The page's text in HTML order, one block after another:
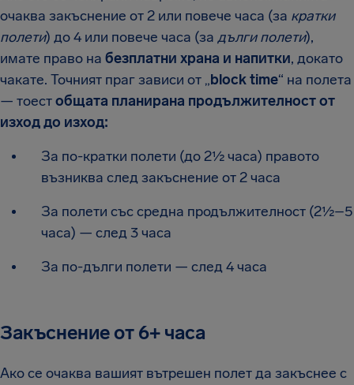
очаква закъснение от 2 или повече часа (за кратки
полети) до 4 или повече часа (за дълги полети),
имате право на безплатни храна и напитки, докато
чакате. Точният праг зависи от „block time“ на полета
— тоестобщата планирана продължителност от
изход до изход:
За по-кратки полети (до 2½ часа) правото
възниква след закъснение от 2 часа
За полети със средна продължителност (2½–5
часа) — след 3 часа
За по-дълги полети — след 4 часа
Закъснение от 6+ часа
Ако се очаква вашият вътрешен полет да закъснее с